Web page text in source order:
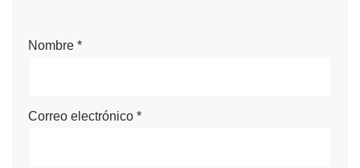
Nombre *
Correo electrónico *